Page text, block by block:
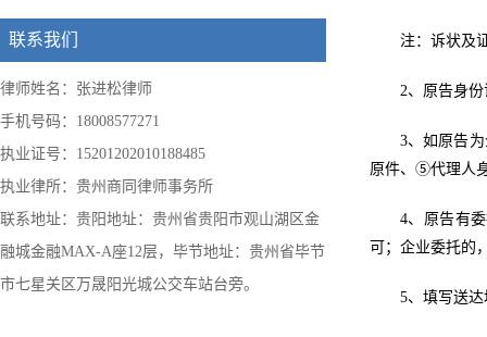
联系我们
律师姓名：张进松律师
手机号码：18008577271
执业证号：15201202010188485
执业律所：贵州商同律师事务所
联系地址：贵阳地址：贵州省贵阳市观山湖区金
融城金融MAX-A座12层，毕节地址：贵州省毕节
市七星关区万晟阳光城公交车站台旁。
注：诉状及
2、原告身
3、如原告
原件、⑤代理人
4、原告有
可；企业委托的
5、填写送